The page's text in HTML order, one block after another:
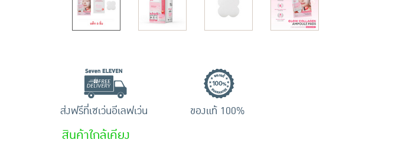
ส่งฟรีที่เซเว่นอีเลฟเว่น ของแท้ 100%
สินค้าใกล้เคียง